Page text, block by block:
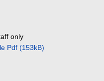
only
Pdf (153kB)